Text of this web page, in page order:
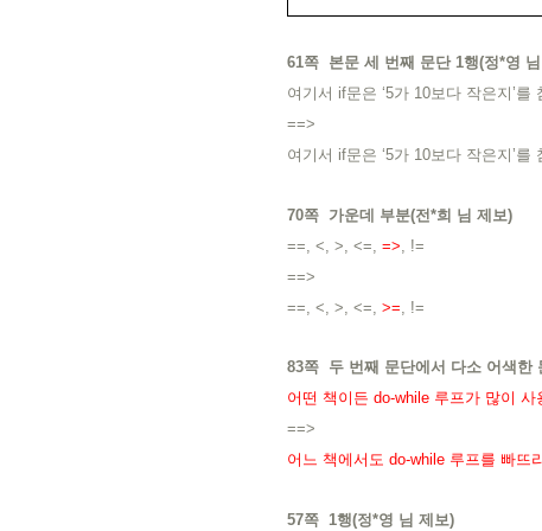
61쪽 본문 세 번째 문단 1행(정*영
여기서 if문은 ‘5가 10보다 작은지’
==>
여기서 if문은 ‘5가 10보다 작은지’
70쪽 가운데 부분(전*희 님 제보)
==, <, >, <=, =>, !=
==>
==, <, >, <=, >=, !=
83쪽 두 번째 문단에서 다소 어색한
어떤 책이든 do-while 루프가 많이
==>
어느 책에서도 do-while 루프를 빠뜨
57쪽 1행(정*영 님 제보)